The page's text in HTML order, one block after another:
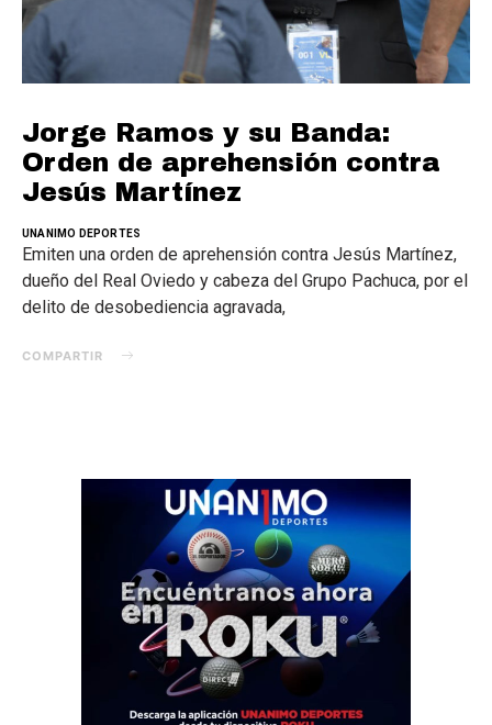
Jorge Ramos y su Banda:
Orden de aprehensión contra
Jesús Martínez
UNANIMO DEPORTES
Emiten una orden de aprehensión contra Jesús Martínez,
dueño del Real Oviedo y cabeza del Grupo Pachuca, por el
delito de desobediencia agravada,
COMPARTIR